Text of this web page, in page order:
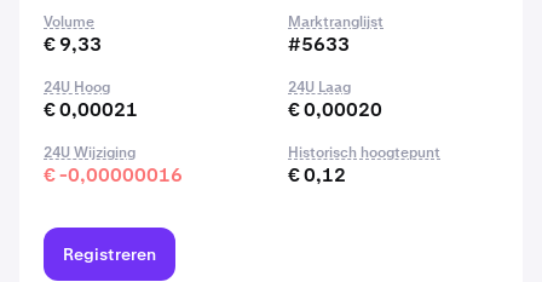
Volume
€ 9,33
Marktranglijst
#5633
24U Hoog
€ 0,00021
24U Laag
€ 0,00020
24U Wijziging
€ -0,00000016
Historisch hoogtepunt
€ 0,12
Registreren